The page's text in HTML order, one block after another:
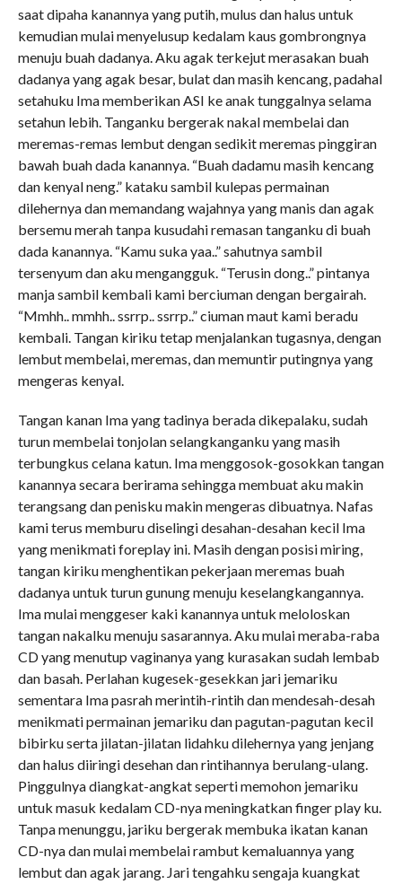
saat dipaha kanannya yang putih, mulus dan halus untuk
kemudian mulai menyelusup kedalam kaus gombrongnya
menuju buah dadanya. Aku agak terkejut merasakan buah
dadanya yang agak besar, bulat dan masih kencang, padahal
setahuku Ima memberikan ASI ke anak tunggalnya selama
setahun lebih. Tanganku bergerak nakal membelai dan
meremas-remas lembut dengan sedikit meremas pinggiran
bawah buah dada kanannya. “Buah dadamu masih kencang
dan kenyal neng.” kataku sambil kulepas permainan
dilehernya dan memandang wajahnya yang manis dan agak
bersemu merah tanpa kusudahi remasan tanganku di buah
dada kanannya. “Kamu suka yaa..” sahutnya sambil
tersenyum dan aku mengangguk. “Terusin dong..” pintanya
manja sambil kembali kami berciuman dengan bergairah.
“Mmhh.. mmhh.. ssrrp.. ssrrp..” ciuman maut kami beradu
kembali. Tangan kiriku tetap menjalankan tugasnya, dengan
lembut membelai, meremas, dan memuntir putingnya yang
mengeras kenyal.
Tangan kanan Ima yang tadinya berada dikepalaku, sudah
turun membelai tonjolan selangkanganku yang masih
terbungkus celana katun. Ima menggosok-gosokkan tangan
kanannya secara berirama sehingga membuat aku makin
terangsang dan penisku makin mengeras dibuatnya. Nafas
kami terus memburu diselingi desahan-desahan kecil Ima
yang menikmati foreplay ini. Masih dengan posisi miring,
tangan kiriku menghentikan pekerjaan meremas buah
dadanya untuk turun gunung menuju keselangkangannya.
Ima mulai menggeser kaki kanannya untuk meloloskan
tangan nakalku menuju sasarannya. Aku mulai meraba-raba
CD yang menutup vaginanya yang kurasakan sudah lembab
dan basah. Perlahan kugesek-gesekkan jari jemariku
sementara Ima pasrah merintih-rintih dan mendesah-desah
menikmati permainan jemariku dan pagutan-pagutan kecil
bibirku serta jilatan-jilatan lidahku dilehernya yang jenjang
dan halus diiringi desehan dan rintihannya berulang-ulang.
Pinggulnya diangkat-angkat seperti memohon jemariku
untuk masuk kedalam CD-nya meningkatkan finger play ku.
Tanpa menunggu, jariku bergerak membuka ikatan kanan
CD-nya dan mulai membelai rambut kemaluannya yang
lembut dan agak jarang. Jari tengahku sengaja kuangkat